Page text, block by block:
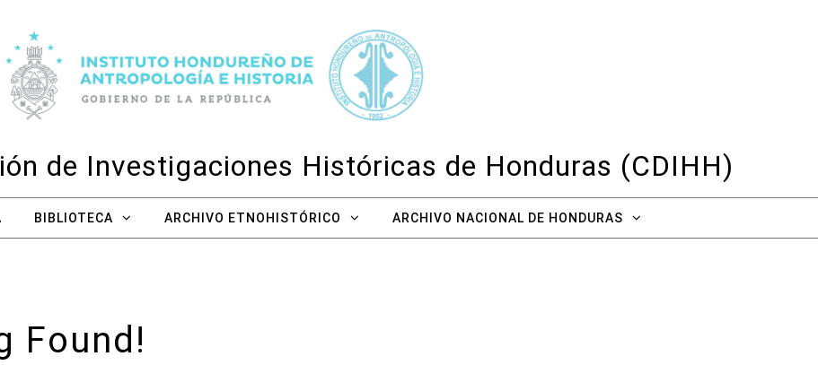
de Investigaciones Históricas de Honduras (CDIHH)
BIBLIOTECA ARCHIVO ETNOHISTÓRICO ARCHIVO NACIONAL DE HONDURAS
Found!